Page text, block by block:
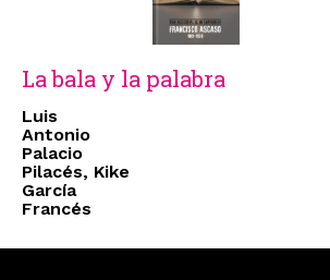
La bala y la palabra
Luis
Antonio
Palacio
Pilacés, Kike
García
Francés